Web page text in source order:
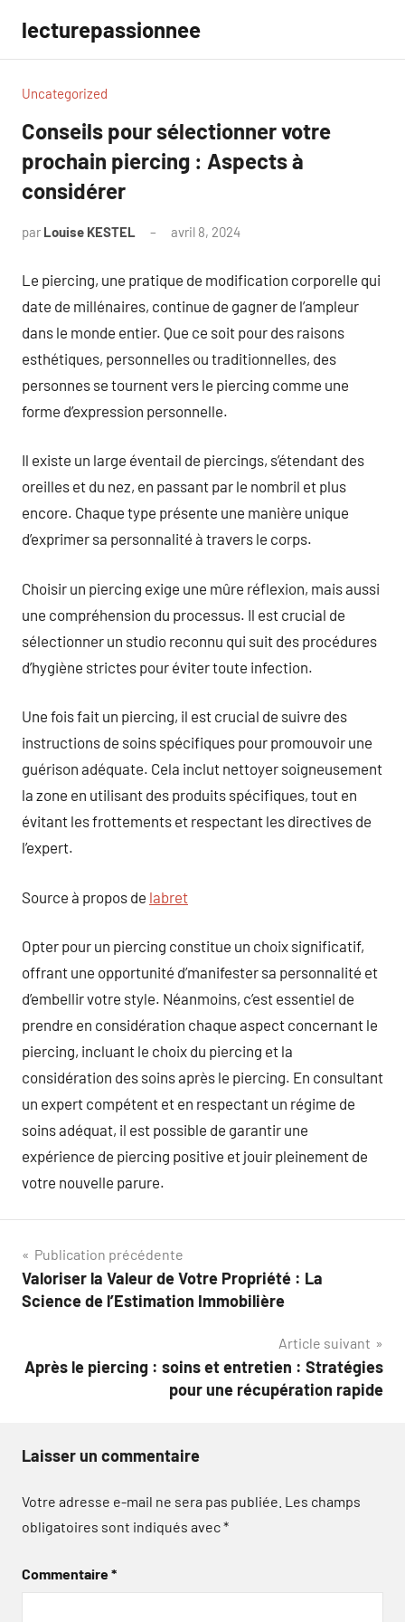
contenu
lecturepassionnee
Uncategorized
Conseils pour sélectionner votre
prochain piercing : Aspects à
considérer
par Louise KESTEL avril 8, 2024
Le piercing, une pratique de modification corporelle qui
date de millénaires, continue de gagner de l’ampleur
dans le monde entier. Que ce soit pour des raisons
esthétiques, personnelles ou traditionnelles, des
personnes se tournent vers le piercing comme une
forme d’expression personnelle.
Il existe un large éventail de piercings, s’étendant des
oreilles et du nez, en passant par le nombril et plus
encore. Chaque type présente une manière unique
d’exprimer sa personnalité à travers le corps.
Choisir un piercing exige une mûre réflexion, mais aussi
une compréhension du processus. Il est crucial de
sélectionner un studio reconnu qui suit des procédures
d’hygiène strictes pour éviter toute infection.
Une fois fait un piercing, il est crucial de suivre des
instructions de soins spécifiques pour promouvoir une
guérison adéquate. Cela inclut nettoyer soigneusement
la zone en utilisant des produits spécifiques, tout en
évitant les frottements et respectant les directives de
l’expert.
Source à propos de labret
Opter pour un piercing constitue un choix significatif,
offrant une opportunité d’manifester sa personnalité et
d’embellir votre style. Néanmoins, c’est essentiel de
prendre en considération chaque aspect concernant le
piercing, incluant le choix du piercing et la
considération des soins après le piercing. En consultant
un expert compétent et en respectant un régime de
soins adéquat, il est possible de garantir une
expérience de piercing positive et jouir pleinement de
votre nouvelle parure.
Navigation
de
Publication précédente
Valoriser la Valeur de Votre Propriété : La
Science de l’Estimation Immobilière
Article suivant
Après le piercing : soins et entretien : Stratégies
pour une récupération rapide
Laisser un commentaire
Votre adresse e-mail ne sera pas publiée. Les champs
obligatoires sont indiqués avec*
Commentaire*